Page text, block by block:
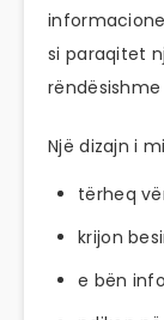
si paraqitet
Një dizajn i
tërheq
krijon
e bën